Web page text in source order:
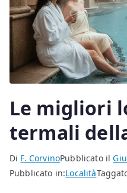
Le migliori
termali
Di F. CorvinoPubblicato il
Pubblicato in:Località